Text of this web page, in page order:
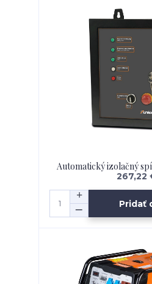
Automatický izolačný
267,22
Pridať